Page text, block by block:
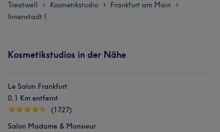
Treatwell > Kosmetikstudio > Frankfurt am Main >
Innenstadt I
Kosmetikstudios in der Nähe
Le Salon Frankfurt
0,1 Km entfernt
(1727)
Salon Madame & Monsieur